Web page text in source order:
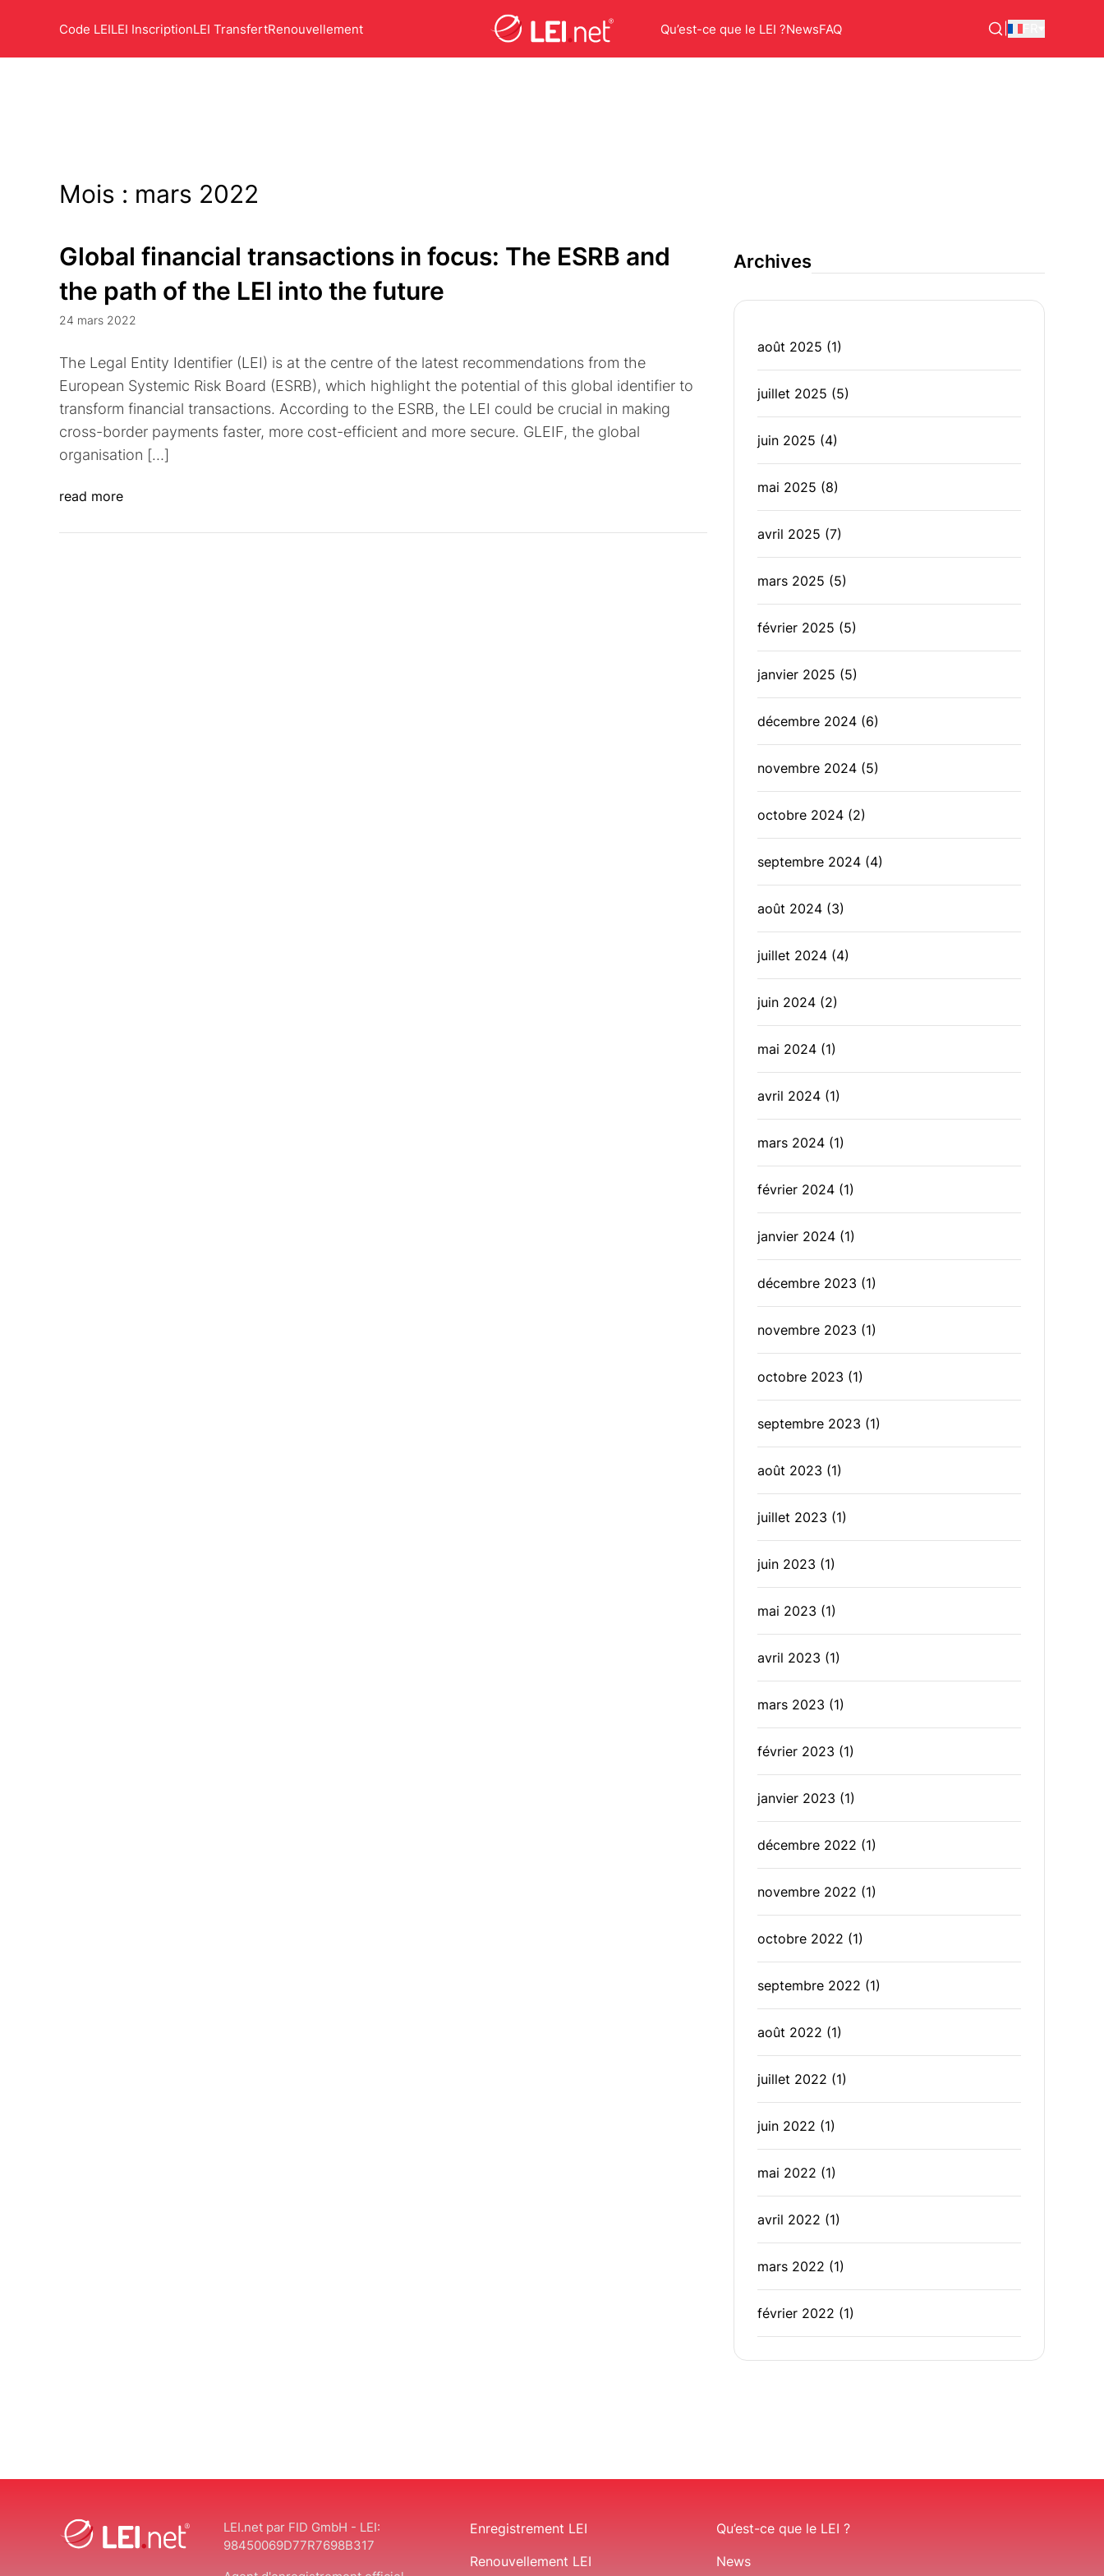
Code LEILEI InscriptionLEI TransfertRenouvellement Qu’est-ce que le LEI ?NewsFAQ
Mois : mars 2022
Global financial transactions in focus: The ESRB and
the path of the LEI into the future
24 mars 2022
The Legal Entity Identifier (LEI) is at the centre of the latest recommendations from the
European Systemic Risk Board (ESRB), which highlight the potential of this global identifier to
transform financial transactions. According to the ESRB, the LEI could be crucial in making
cross-border payments faster, more cost-efficient and more secure. GLEIF, the global
organisation […]
read more
Archives
août 2025 (1)
juillet 2025 (5)
juin 2025 (4)
mai 2025 (8)
avril 2025 (7)
mars 2025 (5)
février 2025 (5)
janvier 2025 (5)
décembre 2024 (6)
novembre 2024 (5)
octobre 2024 (2)
septembre 2024 (4)
août 2024 (3)
juillet 2024 (4)
juin 2024 (2)
mai 2024 (1)
avril 2024 (1)
mars 2024 (1)
février 2024 (1)
janvier 2024 (1)
décembre 2023 (1)
novembre 2023 (1)
octobre 2023 (1)
septembre 2023 (1)
août 2023 (1)
juillet 2023 (1)
juin 2023 (1)
mai 2023 (1)
avril 2023 (1)
mars 2023 (1)
février 2023 (1)
janvier 2023 (1)
décembre 2022 (1)
novembre 2022 (1)
octobre 2022 (1)
septembre 2022 (1)
août 2022 (1)
juillet 2022 (1)
juin 2022 (1)
mai 2022 (1)
avril 2022 (1)
mars 2022 (1)
février 2022 (1)
LEI.net par FID GmbH - LEI:
98450069D77R7698B317
Enregistrement LEI
Renouvellement LEI
Qu’est-ce que le LEI ?
News